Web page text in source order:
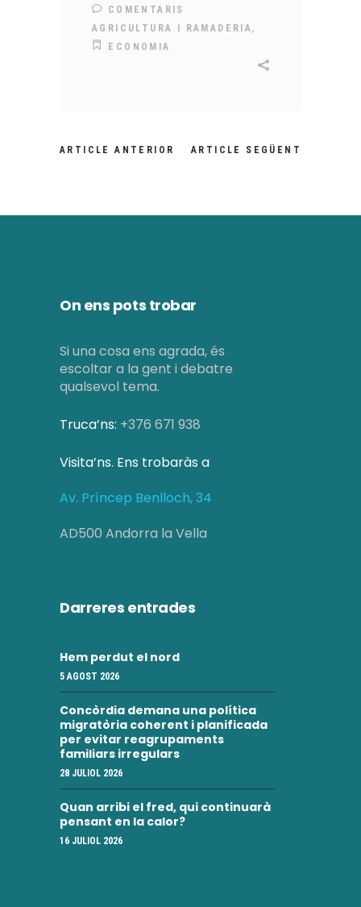
COMENTARIS
AGRICULTURA I RAMADERIA,
ECONOMIA
ARTICLE ANTERIOR ARTICLE SEGÜENT
On ens pots trobar
Si una cosa ens agrada, és
escoltar a la gent i debatre
qualsevol tema.
Truca’ns: +376 671 938
Visita’ns. Ens trobaràs a
Av. Príncep Benlloch, 34
AD500 Andorra la Vella
Darreres entrades
Hem perdut el nord
5 AGOST 2026
Concòrdia demana una política
migratòria coherent i planificada
per evitar reagrupaments
familiars irregulars
28 JULIOL 2026
Quan arribi el fred, qui continuarà
pensant en la calor?
16 JULIOL 2026